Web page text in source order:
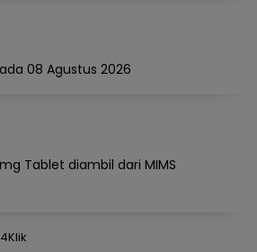
08 Agustus 2026
Tablet diambil dari MIMS